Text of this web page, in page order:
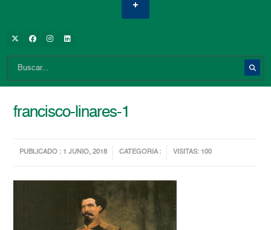
francisco-linares-1
PUBLICADO : 1 JUNIO, 2018 CATEGORIA : VISITAS: 100